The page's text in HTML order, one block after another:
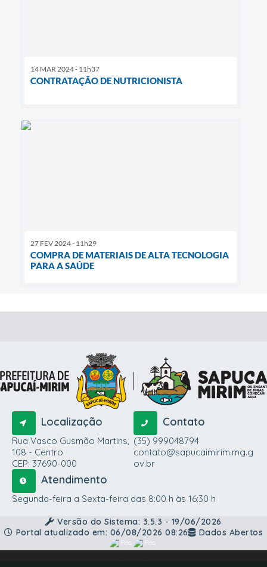
14 MAR 2024 - 11h37
CONTRATAÇÃO DE NUTRICIONISTA
27 FEV 2024 - 11h29
COMPRA DE MATERIAIS DE ALTA TECNOLOGIA
PARA A SAÚDE
Localização
Rua Vasco Gusmão Martins,
108 - Centro
CEP: 37690-000
Contato
(35) 999048794
contato@sapucaimirim.mg.g
ov.br
Atendimento
Segunda-feira a Sexta-feira das 8:00 h às 16:30 h
Versão do Sistema: 3.5.3 - 19/06/2026
Portal atualizado em: 06/08/2026 08:26 Dados Abertos